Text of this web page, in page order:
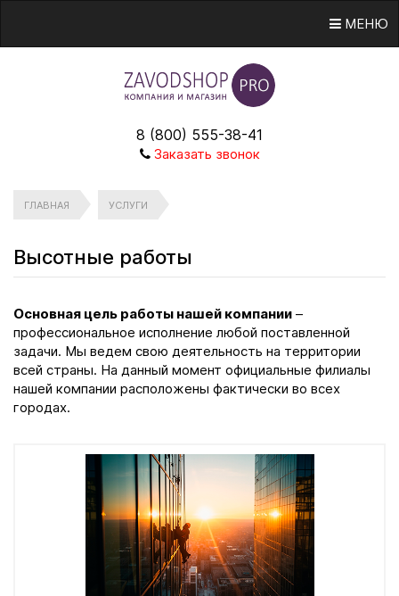
МЕНЮ
8 (800) 555-38-41
Заказать звонок
ГЛАВНАЯ УСЛУГИ
Высотные работы
Основная цель работы нашей компании –
профессиональное исполнение любой поставленной
задачи. Мы ведем свою деятельность на территории
всей страны. На данный момент официальные филиалы
нашей компании расположены фактически во всех
городах.